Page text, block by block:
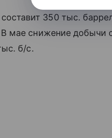
350 тыс.
мае снижение добычи
б/с.